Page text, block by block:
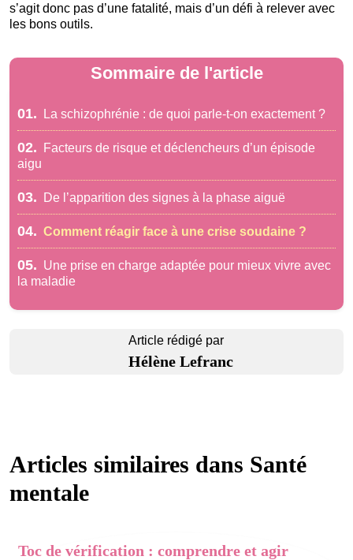
s’agit donc pas d’une fatalité, mais d’un défi à relever avec
les bons outils.
Sommaire de l'article
01. La schizophrénie : de quoi parle-t-on exactement ?
02.
Facteurs de risque et déclencheurs d’un épisode
aigu
03. De l’apparition des signes à la phase aiguë
04. Comment réagir face à une crise soudaine ?
05. Une prise en charge adaptée pour mieux vivre avec
la maladie
Article rédigé par
Hélène Lefranc
Articles similaires dans Santé
mentale
Toc de vérification : comprendre et agir